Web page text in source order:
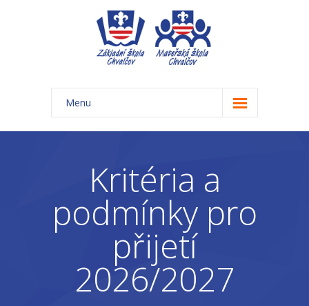
Menu
Úvod
-- Aktuality ZŠ
-- Třídy ZŠ
-- Organizace školního roku ZŠ
-- Časový rozvrh, přestávky
Kritéria a
podmínky pro
přijetí
2026/2027